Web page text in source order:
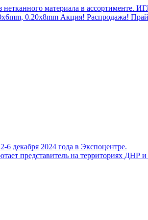
материала в ассортименте.
0.20x8mm Акция! Распродажа!
6 декабря 2024 года в Экспоцентре.
представитель на территориях ДНР